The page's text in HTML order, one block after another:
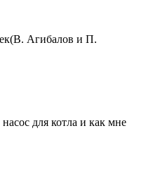
Агибалов и П.
для котла и как мне